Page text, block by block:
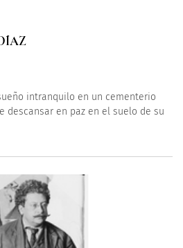
intranquilo en un cementerio
descansar en paz en el suelo de su